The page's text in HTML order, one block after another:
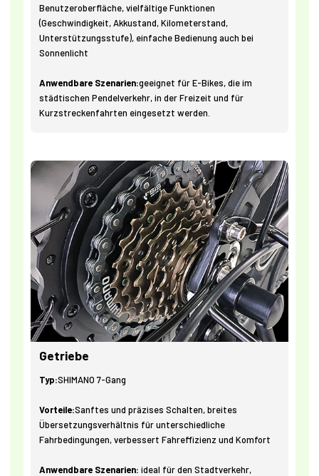
Benutzeroberfläche, vielfältige Funktionen
(Geschwindigkeit, Akkustand, Kilometerstand,
Unterstützungsstufe), einfache Bedienung auch bei
Sonnenlicht
Anwendbare Szenarien:geeignet für E-Bikes, die im
städtischen Pendelverkehr, in der Freizeit und für
Kurzstreckenfahrten eingesetzt werden.
Getriebe
Typ:SHIMANO 7-Gang
Vorteile:Sanftes und präzises Schalten, breites
Übersetzungsverhältnis für unterschiedliche
Fahrbedingungen, verbessert Fahreffizienz und Komfort
Anwendbare Szenarien:ideal für den Stadtverkehr,